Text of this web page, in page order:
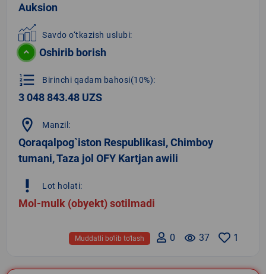
Auksion
Savdo o‘tkazish uslubi:
Oshirib borish
format_list_numbered Birinchi qadam bahosi(10%):
3 048 843.48 UZS
location_on Manzil:
Qoraqalpog`iston Respublikasi, Chimboy
tumani, Taza jol OFY Kartjan awili
priority_high Lot holati:
Mol-mulk (obyekt) sotilmadi
1
remove_red_eye 37
0
Muddatli bo‘lib to‘lash